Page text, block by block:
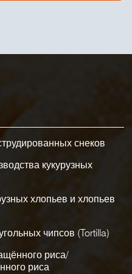
снеков
кукурузных
хлопьев и хлопьев
чипсов (Tortilla)
риса/
риса